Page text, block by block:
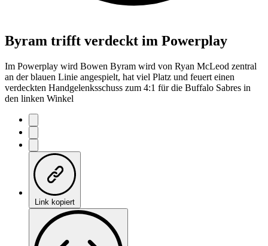
Byram trifft verdeckt im Powerplay
Im Powerplay wird Bowen Byram wird von Ryan McLeod zentral
an der blauen Linie angespielt, hat viel Platz und feuert einen
verdeckten Handgelenksschuss zum 4:1 für die Buffalo Sabres in
den linken Winkel
Link kopiert